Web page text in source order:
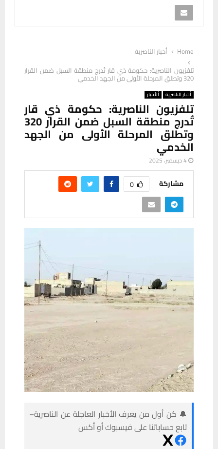
Home
أخبار الناصرية
تلفزيون الناصرية: حكومة ذي قار تُدرج منطقة السبل ضمن القرار
320 وتطلق المرحلة الأولى من الجهد الخدمي
أخبار الناصرية ألأخبار
تلفزيون الناصرية: حكومة ذي قار
تُدرج منطقة السبل ضمن القرار 320
وتطلق المرحلة الأولى من الجهد
الخدمي
4 ديسمبر، 2025
مشاركة 0
🔔 كن أول من يعرف الأخبار العاجلة عن الناصرية–
تابع حساباتنا على فيسبوك أو أكس